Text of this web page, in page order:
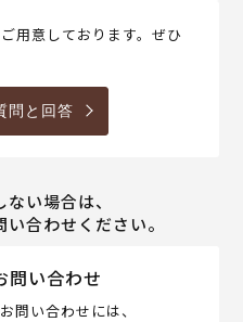
用意しております。ぜひ
問と回答
い場合は、
合わせください。
問い合わせ
問い合わせには、